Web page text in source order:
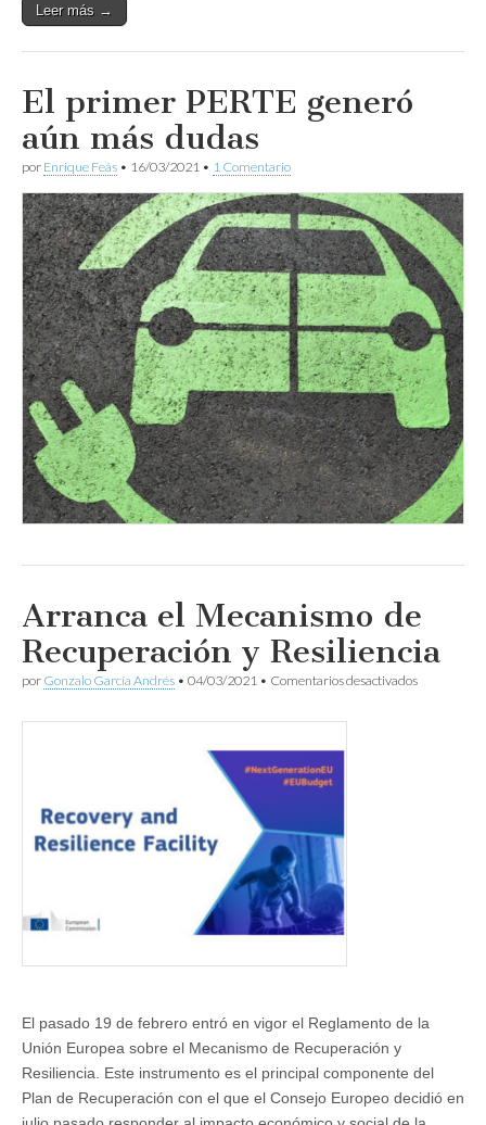
Leer más →
El primer PERTE generó
aún más dudas
por Enrique Feás • 16/03/2021 • 1 Comentario
Arranca el Mecanismo de
Recuperación y Resiliencia
por Gonzalo García Andrés • 04/03/2021 • Comentarios desactivadosen
El pasado 19 de febrero entró en vigor el Reglamento de la
Unión Europea sobre el Mecanismo de Recuperación y
Resiliencia. Este instrumento es el principal componente del
Plan de Recuperación con el que el Consejo Europeo decidió en